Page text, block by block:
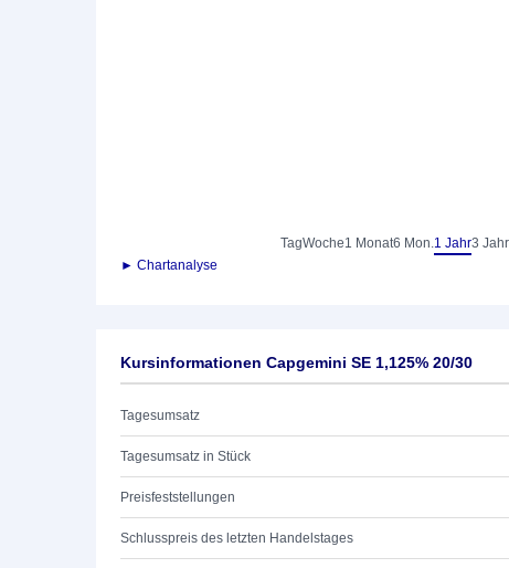
TagWoche1 Monat6 Mon.1 Jahr3
► Chartanalyse
Kursinformationen Capgemini SE 1,125% 20/30
Tagesumsatz
Tagesumsatz in Stück
Preisfeststellungen
Schlusspreis des letzten Handelstages